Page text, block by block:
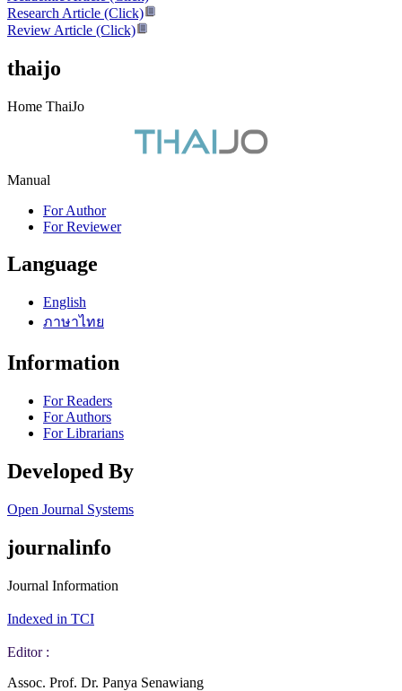
Research Article (Click)
Review Article (Click)
thaijo
Home ThaiJo
Manual
For Author
For Reviewer
Language
English
ภาษาไทย
Information
For Readers
For Authors
For Librarians
Developed By
Open Journal Systems
journalinfo
Journal Information
Indexed in TCI
Editor :
Assoc. Prof. Dr. Panya Senawiang